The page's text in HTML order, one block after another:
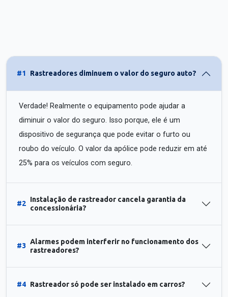
#1 Rastreadores diminuem o valor do seguro auto?
Verdade! Realmente o equipamento pode ajudar a
diminuir o valor do seguro. Isso porque, ele é um
dispositivo de segurança que pode evitar o furto ou
roubo do veículo. O valor da apólice pode reduzir em até
25% para os veículos com seguro.
#2
Instalação de rastreador cancela garantia da
concessionária?
#3
Alarmes podem interferir no funcionamento dos
rastreadores?
#4 Rastreador só pode ser instalado em carros?